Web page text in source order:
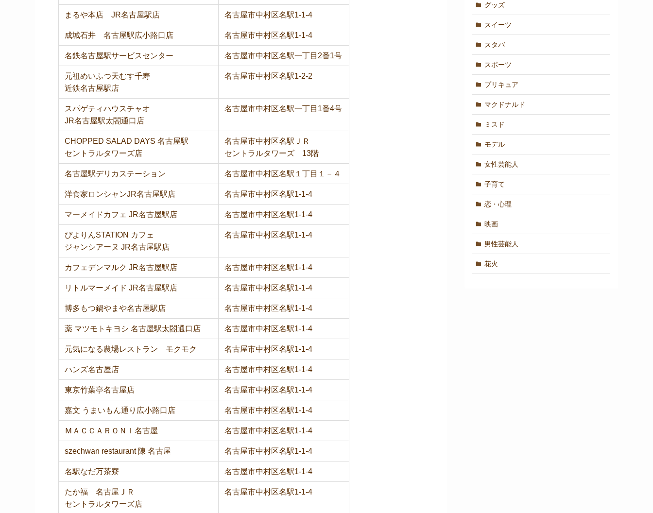
まるや本店 JR名古屋駅店 名古屋市中村区名駅1-1-4
成城石井 名古屋駅広小路口店 名古屋市中村区名駅1-1-4
名鉄名古屋駅サービスセンター 名古屋市中村区名駅一丁目2番1号
元祖めいふつ天むす千寿
近鉄名古屋駅店
名古屋市中村区名駅1-2-2
スパゲティハウスチャオ
JR名古屋駅太閤通口店
名古屋市中村区名駅一丁目1番4号
CHOPPED SALAD DAYS 名古屋駅
セントラルタワーズ店
名古屋市中村区名駅ＪＲ
セントラルタワーズ 13階
名古屋駅デリカステーション 名古屋市中村区名駅１丁目１－４
洋食家ロンシャンJR名古屋駅店 名古屋市中村区名駅1-1-4
マーメイドカフェ JR名古屋駅店 名古屋市中村区名駅1-1-4
ぴよりんSTATION カフェ
ジャンシアーヌ JR名古屋駅店
名古屋市中村区名駅1-1-4
カフェデンマルク JR名古屋駅店 名古屋市中村区名駅1-1-4
リトルマーメイド JR名古屋駅店 名古屋市中村区名駅1-1-4
博多もつ鍋やまや名古屋駅店 名古屋市中村区名駅1-1-4
薬 マツモトキヨシ 名古屋駅太閤通口店 名古屋市中村区名駅1-1-4
元気になる農場レストラン モクモク 名古屋市中村区名駅1-1-4
ハンズ名古屋店 名古屋市中村区名駅1-1-4
東京竹葉亭名古屋店 名古屋市中村区名駅1-1-4
嘉文 うまいもん通り広小路口店 名古屋市中村区名駅1-1-4
ＭＡＣＣＡＲＯＮＩ名古屋 名古屋市中村区名駅1-1-4
szechwan restaurant 陳 名古屋 名古屋市中村区名駅1-1-4
名駅なだ万茶寮 名古屋市中村区名駅1-1-4
たか福 名古屋ＪＲ
セントラルタワーズ店
名古屋市中村区名駅1-1-4
グッズ
スイーツ
スタバ
スポーツ
プリキュア
マクドナルド
ミスド
モデル
女性芸能人
子育て
恋・心理
映画
男性芸能人
花火